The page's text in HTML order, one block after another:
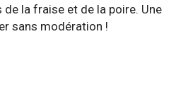
la fraise et de la poire. Une
sans modération !